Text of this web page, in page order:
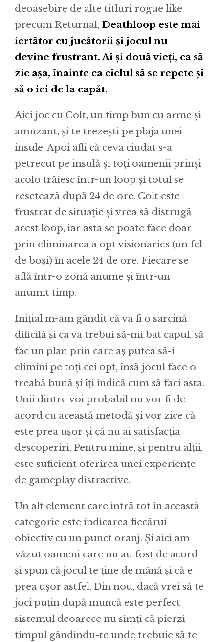
deoasebire de alte titluri rogue like
precum Returnal, Deathloop este mai
iertător cu jucătorii și jocul nu
devine frustrant. Ai și două vieți, ca să
zic așa, înainte ca ciclul să se repete și
să o iei de la capăt.
Aici joc cu Colt, un timp bun cu arme și
amuzant, și te trezești pe plaja unei
insule. Apoi afli că ceva ciudat s-a
petrecut pe insulă și toți oamenii prinși
acolo trăiesc într-un loop și totul se
resetează după 24 de ore. Colt este
frustrat de situație și vrea să distrugă
acest loop, iar asta se poate face doar
prin eliminarea a opt visionaries (un fel
de boși) în acele 24 de ore. Fiecare se
află într-o zonă anume și într-un
anumit timp.
Inițial m-am gândit că va fi o sarcină
dificilă și ca va trebui să-mi bat capul, să
fac un plan prin care aș putea să-i
elimini pe toți cei opt, însă jocul face o
treabă bună și îți indică cum să faci asta.
Unii dintre voi probabil nu vor fi de
acord cu această metodă și vor zice că
este prea ușor și că nu ai satisfacția
descoperiri. Pentru mine, și pentru alții,
este suficient oferirea unei experiențe
de gameplay distractive.
Un alt element care intră tot în această
categorie este indicarea fiecărui
obiectiv cu un punct oranj. Și aici am
văzut oameni care nu au fost de acord
și spun că jocul te ține de mână și că e
prea ușor astfel. Din nou, dacă vrei să te
joci puțin după muncă este perfect
sistemul deoarece nu simți că pierzi
timpul gândindu-te unde trebuie să te